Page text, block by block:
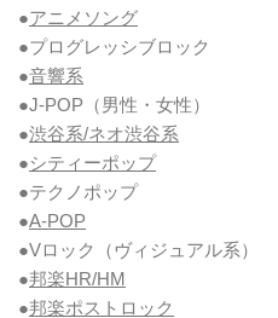
●アニメソング
●プログレッシブロック
●音響系
●J-POP（男性・女性）
●渋谷系/ネオ渋谷系
●シティーポップ
●テクノポップ
●A-POP
●Vロック
（ヴィジュアル系）
●邦楽HR/HM
●邦楽ポストロック